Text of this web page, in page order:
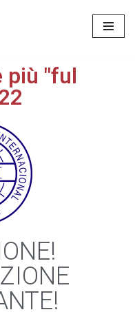
più "ful